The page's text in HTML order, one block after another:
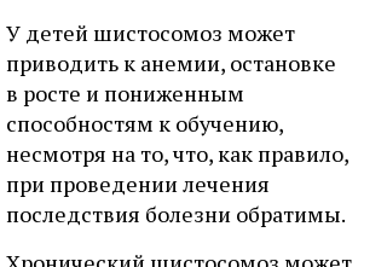
У детей шистосомоз может
приводить к анемии, остановке
в росте и пониженным
способностям к обучению,
несмотря на то, что, как правило,
при проведении лечения
последствия болезни обратимы.